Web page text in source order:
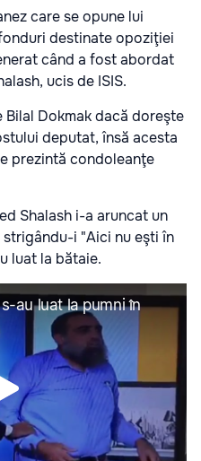
care se opune lui
destinate opoziţiei
când a fost abordat
ucis de ISIS.
Dokmak dacă doreşte
deputat, însă acesta
prezintă condoleanţe
Shalash i-a aruncat un
i "Aici nu eşti în
luat la bătaie.